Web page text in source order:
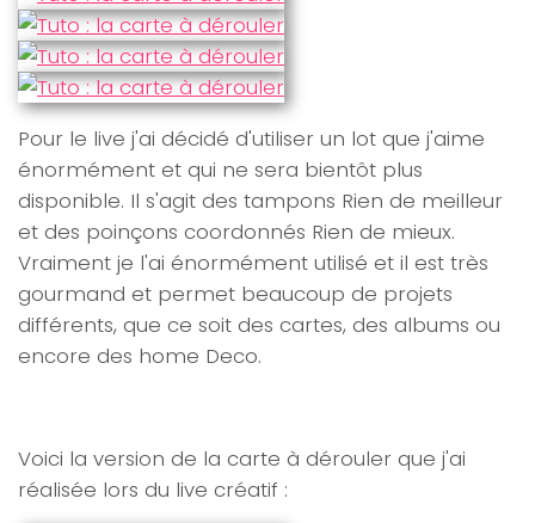
Pour le live j'ai décidé d'utiliser un lot que j'aime
énormément et qui ne sera bientôt plus
disponible. Il s'agit des tampons Rien de meilleur
et des poinçons coordonnés Rien de mieux.
Vraiment je l'ai énormément utilisé et il est très
gourmand et permet beaucoup de projets
différents, que ce soit des cartes, des albums ou
encore des home Deco.
Voici la version de la carte à dérouler que j'ai
réalisée lors du live créatif :